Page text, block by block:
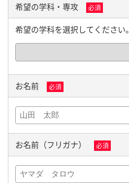
希望の学科・専攻 必須
希望の学科を選択してください。
お名前 必須
お名前（フリガナ） 必須